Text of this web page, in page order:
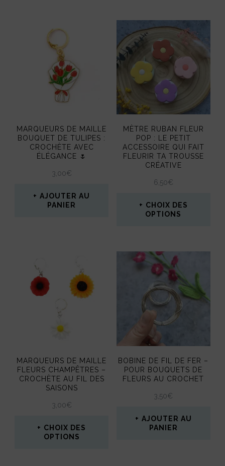
produit
plusieurs
variations.
Les
options
être
choisies
sur
la
page
du
MARQUEURS DE MAILLE
BOUQUET DE TULIPES :
CROCHÈTE AVEC
ÉLÉGANCE 🌷
3,00€
AJOUTER AU
PANIER
MÈTRE RUBAN FLEUR
POP : LE PETIT
ACCESSOIRE QUI FAIT
FLEURIR TA TROUSSE
CRÉATIVE
6,50€
CHOIX DES
OPTIONS
produit
a
plusieurs
variations.
Les
peuvent
être
choisies
sur
la
page
MARQUEURS DE MAILLE
FLEURS CHAMPÊTRES –
CROCHÈTE AU FIL DES
SAISONS
3,00€
CHOIX DES
OPTIONS
BOBINE DE FIL DE FER –
POUR BOUQUETS DE
FLEURS AU CROCHET
3,50€
AJOUTER AU
PANIER